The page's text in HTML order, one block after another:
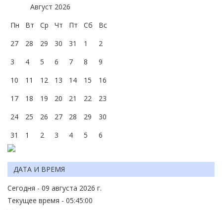
Август 2026
Пн
Вт Ср Чт Пт Сб
Вс
27
28 29 30 31 1
2
3
4 5 6 7 8
9
10
11 12 13 14 15
16
17
18 19 20 21 22
23
24
25 26 27 28 29
30
31
1 2 3 4 5 6
ДАТА И ВРЕМЯ
Сегодня - 09 августа 2026 г.
Текущее время - 05:45:00